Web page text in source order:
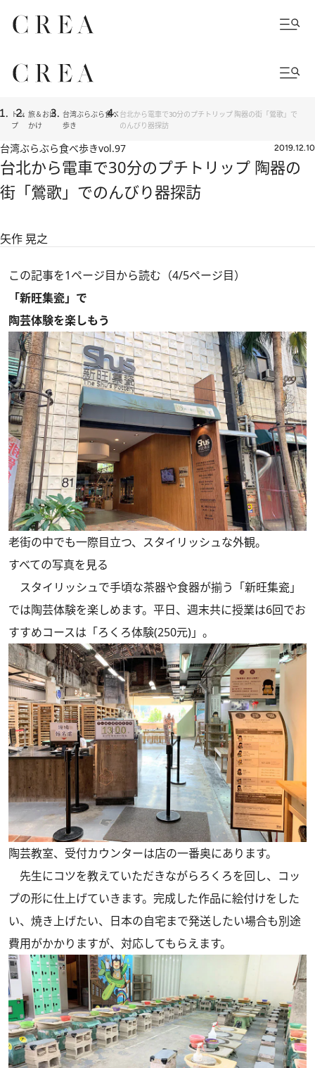
トッ
プ
旅＆お出
かけ
台湾ぶらぶら食べ
歩き
台北から電車で30分のプチトリップ 陶器の街「鶯歌」で
のんびり器探訪
台湾ぶらぶら食べ歩きvol.97 2019.12.10
台北から電車で30分のプチトリップ 陶器の
街「鶯歌」でのんびり器探訪
矢作 晃之
この記事を1ページ目から読む（4/5ページ目）
「新旺集瓷」で
陶芸体験を楽しもう
老街の中でも一際目立つ、スタイリッシュな外観。
すべての写真を見る
スタイリッシュで手頃な茶器や食器が揃う「新旺集瓷」
では陶芸体験を楽しめます。平日、週末共に授業は6回でお
すすめコースは「ろくろ体験(250元)」。
陶芸教室、受付カウンターは店の一番奥にあります。
先生にコツを教えていただきながらろくろを回し、コッ
プの形に仕上げていきます。完成した作品に絵付けをした
い、焼き上げたい、日本の自宅まで発送したい場合も別途
費用がかかりますが、対応してもらえます。